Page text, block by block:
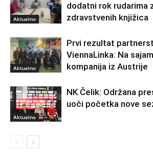
Aktuelno
dodatni rok rudarima
zdravstvenih knjižica
Aktuelno
Prvi rezultat
ViennaLinka: Na
kompanija iz Austrije
Aktuelno
NK Čelik: Održana
uoči početka nove